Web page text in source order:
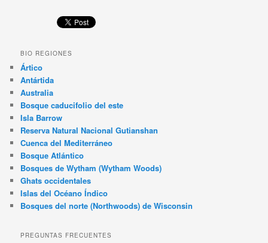
BIO REGIONES
Ártico
Antártida
Australia
Bosque caducifolio del este
Isla Barrow
Reserva Natural Nacional Gutianshan
Cuenca del Mediterráneo
Bosque Atlántico
Bosques de Wytham (Wytham Woods)
Ghats occidentales
Islas del Océano Índico
Bosques del norte (Northwoods) de Wisconsin
PREGUNTAS FRECUENTES